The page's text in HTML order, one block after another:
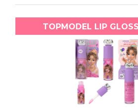
TOPMODEL LIP